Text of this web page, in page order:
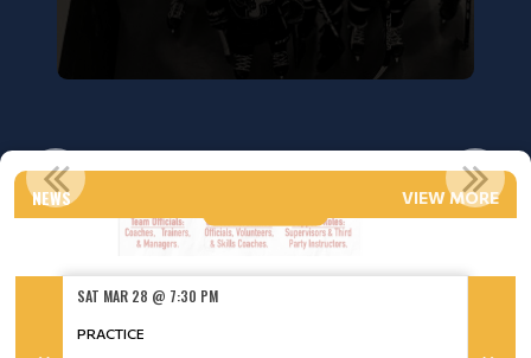
NEWS VIEW MORE
IMPORTANT VSC 2026-2027
SAT MAR 28 @ 7:30 PM
PRACTICE